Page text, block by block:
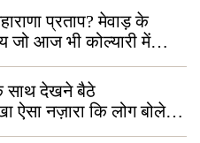
प्रताप? मेवाड़ के
जो आज भी कोल्यारी में
साथ देखने बैठे
ऐसा नज़ारा कि लोग बोले,
हैं”